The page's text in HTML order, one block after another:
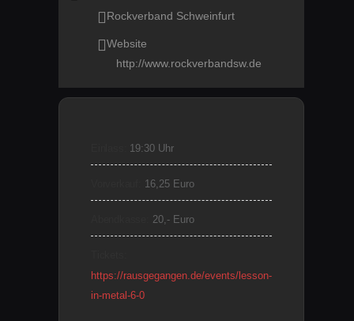
Rockverband Schweinfurt
Website
http://www.rockverbandsw.de
19:30 Uhr
16,25 Euro
20,- Euro
https://rausgegangen.de/events/lesson-
in-metal-6-0